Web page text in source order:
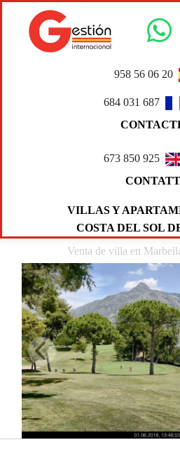
958 56 06 20
684 031 687
673 850 925
VILLAS Y
COSTA DEL SOL
Venta de villa en